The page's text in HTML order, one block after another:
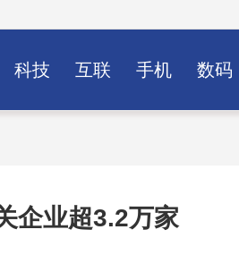
科技 互联 手机 数码
企业超3.2万家